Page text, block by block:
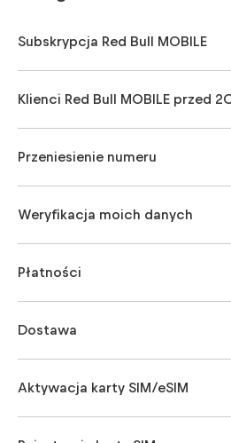
Subskrypcja Red Bull MOBILE
Klienci Red Bull MOBILE przed
Przeniesienie numeru
Weryfikacja moich danych
Płatności
Dostawa
Aktywacja karty SIM/eSIM